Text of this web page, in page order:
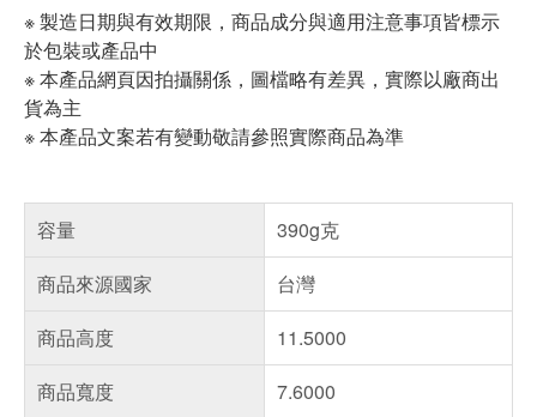
※ 製造日期與有效期限，商品成分與適用注意事項皆標示
於包裝或產品中
※ 本產品網頁因拍攝關係，圖檔略有差異，實際以廠商出
貨為主
※ 本產品文案若有變動敬請參照實際商品為準
容量
390g克
商品來源國家
台灣
商品高度
11.5000
商品寬度
7.6000